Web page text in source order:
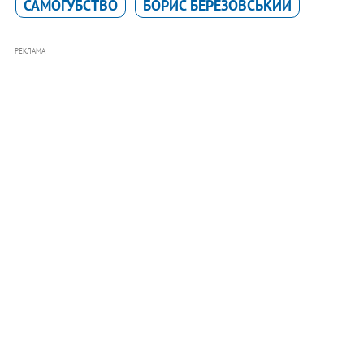
САМОГУБСТВО БОРИС БЕРЕЗОВСЬКИЙ
РЕКЛАМА